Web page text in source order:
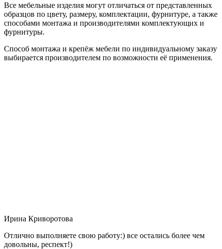
Все мебельные изделия могут отличаться от представленных
образцов по цвету, размеру, комплектации, фурнитуре, а также
способами монтажа и производителями комплектующих и
фурнитуры.
Способ монтажа и крепёж мебели по индивидуальному заказу
выбирается производителем по возможности её применения.
Ирина Криворотова
Отлично выполняете свою работу:) все остались более чем
довольны, респект!)